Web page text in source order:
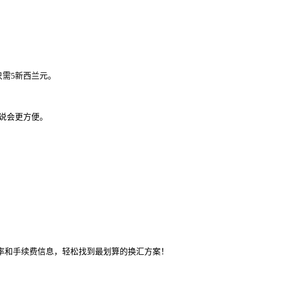
5新西兰元。
会更方便。
和手续费信息，轻松找到最划算的换汇方案！